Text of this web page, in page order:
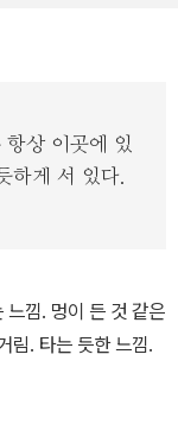
상 이곳에 있
하게 서 있다.
느낌. 멍이 든 것 같은
림. 타는 듯한 느낌.